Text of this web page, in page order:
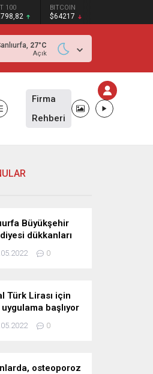
100 BITCOIN
$64217
27°C
Açık
Firma
Rehberi
Büyükşehir
dükkanları
çıkardı!
0
Türk Lirası için
başlıyor
0
osteoporoz